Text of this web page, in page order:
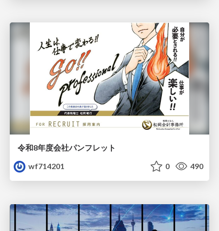
令和8年度会社パンフレット
wf714201
0 490